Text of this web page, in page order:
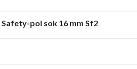
pol sok 16 mm Sf2